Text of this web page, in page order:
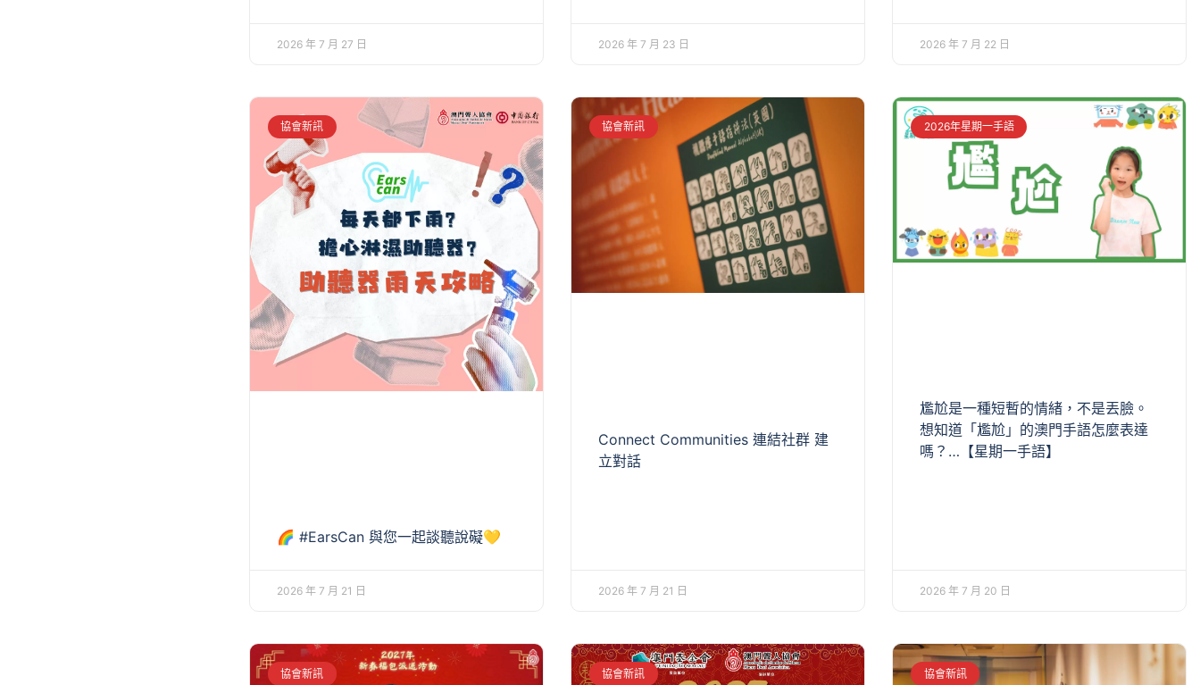
2026 年 7 月 27 日 2026 年 7 月 23 日 2026 年 7 月 22 日
協會新訊
🌈 #EarsCan 與您一起談聽說礙💛
2026 年 7 月 21 日
協會新訊
Connect Communities 連結社群 建
立對話
2026 年 7 月 21 日
2026年星期一手語
尷尬是一種短暫的情緒，不是丟臉。
想知道「尷尬」的澳門手語怎麼表達
嗎？…【星期一手語】
2026 年 7 月 20 日
協會新訊 協會新訊 協會新訊